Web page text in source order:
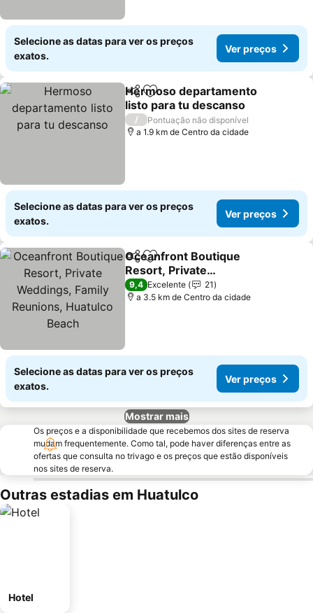
Selecione as datas para ver os preços
exatos.
Ver preços
PartilharAdicionar aos favoritos
Hermoso departamento
listo para tu descanso
Ver preços
/
Pontuação não disponível
a 1.9 km de Centro da cidade
Selecione as datas para ver os preços
exatos.
Ver preços
PartilharAdicionar aos favoritos
Oceanfront Boutique
Resort, Private
Weddings, Family
Reunions, Huatulco
Ver preços
9,4 Excelente
21
a 3.5 km de Centro da cidade
Selecione as datas para ver os preços
exatos.
Ver preços
Mostrar mais
Os preços e a disponibilidade que recebemos dos sites de reserva
mudam frequentemente. Como tal, pode haver diferenças entre as
ofertas que consulta no trivago e os preços que estão disponíveis
nos sites de reserva.
Outras estadias em Huatulco
Hotel